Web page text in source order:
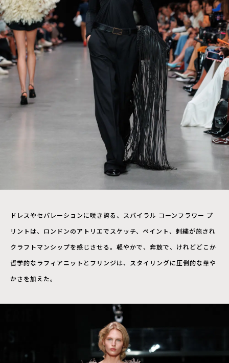
ドレスやセパレーションに咲き誇る、スパイラル コーンフラワー プ
リントは、ロンドンのアトリエでスケッチ、ペイント、刺繍が施され
クラフトマンシップを感じさせる。軽やかで、奔放で、けれどどこか
哲学的なラフィアニットとフリンジは、スタイリングに圧倒的な華や
かさを加えた。